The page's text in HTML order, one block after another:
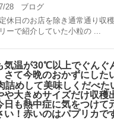
28
ブログ
休日のお店を除き通常通り収
ーで紹介していた小粒の ...
気温が30℃以上でぐんぐ
さて今晩のおかずにした
詰めして美味しくだべた
や大きめサイズだけ収穫
日も熱中症に気をつけて
い！赤いのはパプリカで